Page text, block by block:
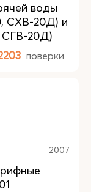
воды
СХВ-20Д) и
СГВ-20Д)
поверки
2007